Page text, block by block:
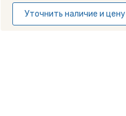
Уточнить наличие и цену